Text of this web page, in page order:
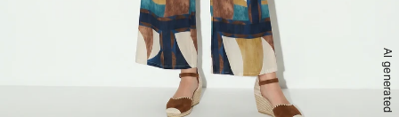
AI generated